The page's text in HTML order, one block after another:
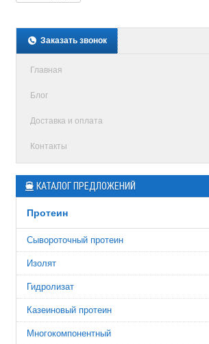
Заказать звонок
Главная
Блог
Доставка и оплата
Контакты
КАТАЛОГ ПРЕДЛОЖЕНИЙ
Протеин
Сывороточный протеин
Изолят
Гидролизат
Казеиновый протеин
Многокомпонентный